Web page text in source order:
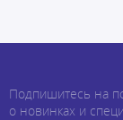
Подпишитесь на
о новинках и